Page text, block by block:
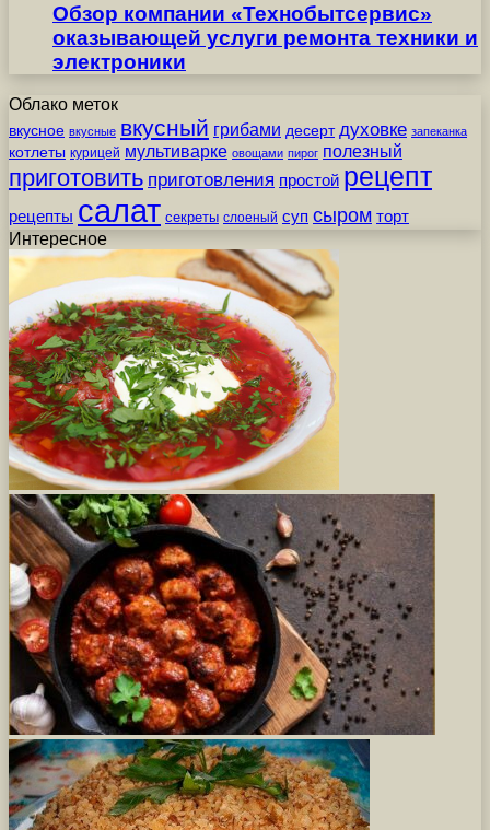
Обзор компании «Технобытсервис»
оказывающей услуги ремонта техники и
электроники
Облако меток
вкусное вкусные вкусный грибами десерт духовке запеканка
котлеты курицей мультиварке овощами пирог полезный
приготовить приготовления простой рецепт
рецепты салат секреты слоеный суп сыром торт
Интересное